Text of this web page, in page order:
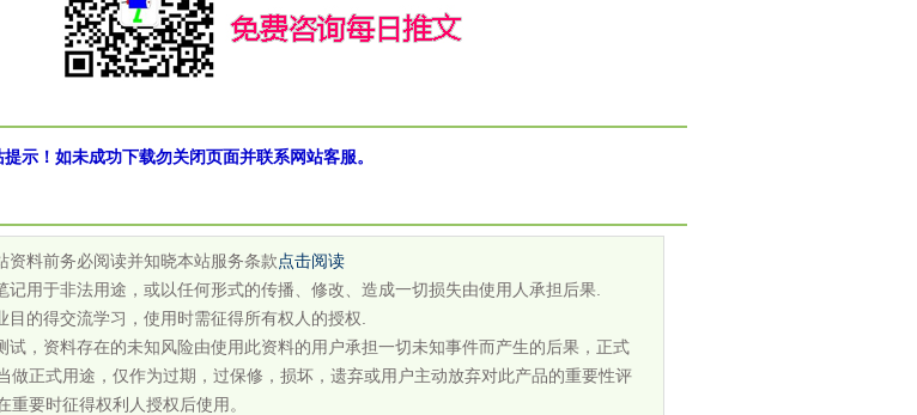
示！如未成功下载勿关闭页面并联系网站客服。
资料前务必阅读并知晓本站服务条款点击阅读
记用于非法用途，或以任何形式的传播、修改、造成一切损失由使用人承担后果.
目的得交流学习，使用时需征得所有权人的授权.
试，资料存在的未知风险由使用此资料的用户承担一切未知事件而产生的后果，正式
做正式用途，仅作为过期，过保修，损坏，遗弃或用户主动放弃对此产品的重要性评
重要时征得权利人授权后使用。